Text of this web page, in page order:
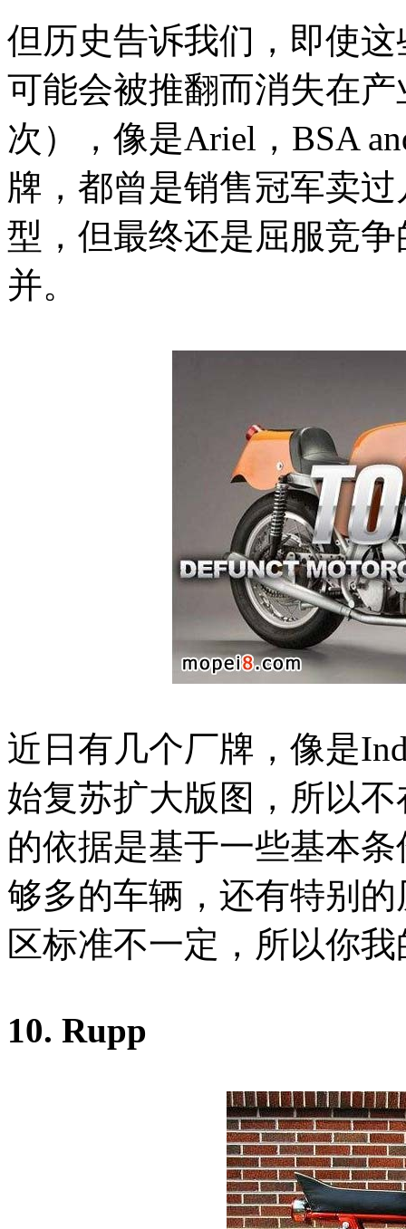
但历史告诉我们，即使
可能会被推翻而消失在
次），像是Ariel，BSA
牌，都曾是销售冠军卖
型，但最终还是屈服竞
并。
近日有几个厂牌，像是
始复苏扩大版图，所以
的依据是基于一些基本
够多的车辆，还有特别
区标准不一定，所以你
10. Rupp